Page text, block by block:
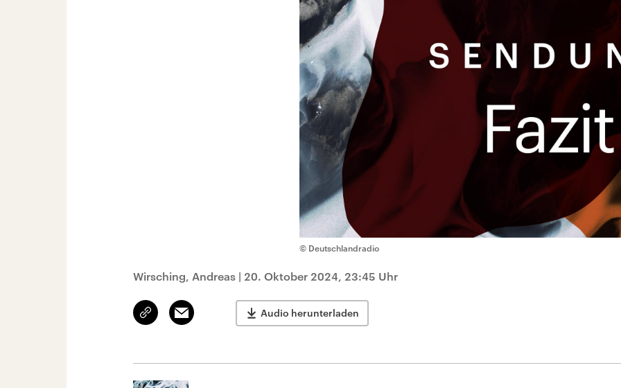
© Deutschlandradio
Wirsching, Andreas | 20. Oktober 2024, 23:45 Uhr
Link
kopieren/teilen
Email Audio herunterladen